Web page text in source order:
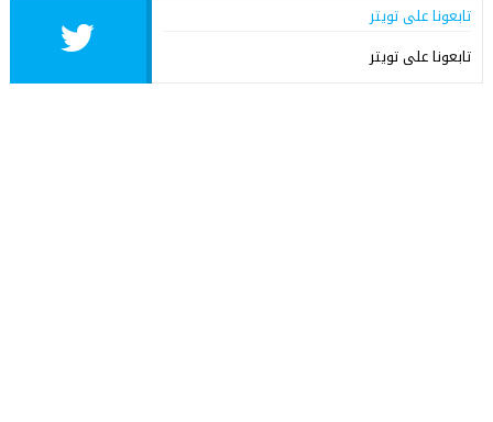
تابعونا على تويتر
تابعونا على تويتر